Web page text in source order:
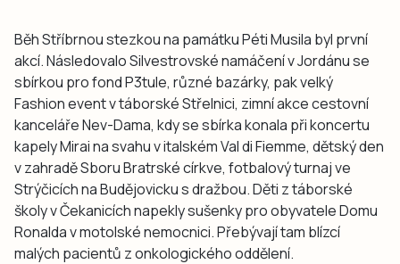
Běh Stříbrnou stezkou na památku Péti Musila byl první
akcí. Následovalo Silvestrovské namáčení v Jordánu se
sbírkou pro fond P3tule, různé bazárky, pak velký
Fashion event v táborské Střelnici, zimní akce cestovní
kanceláře Nev-Dama, kdy se sbírka konala při koncertu
kapely Mirai na svahu v italském Val di Fiemme, dětský den
v zahradě Sboru Bratrské církve, fotbalový turnaj ve
Strýčicích na Budějovicku s dražbou. Děti z táborské
školy v Čekanicích napekly sušenky pro obyvatele Domu
Ronalda v motolské nemocnici. Přebývají tam blízcí
malých pacientů z onkologického oddělení.